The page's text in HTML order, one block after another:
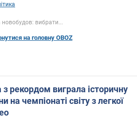
новобудов: вибрати...
на головну OBOZ
з рекордом виграла історичну
на чемпіонаті світу з легкої